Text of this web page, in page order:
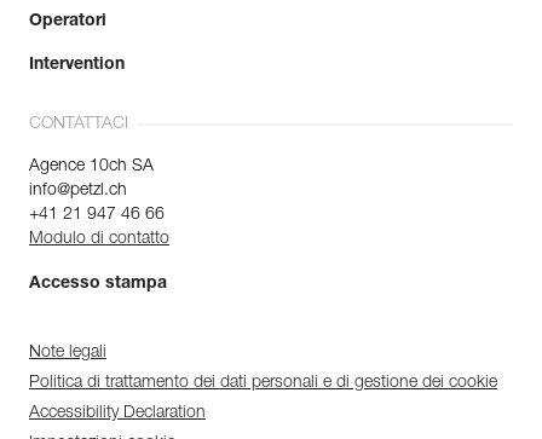
Operatori
Intervention
CONTATTACI
Agence 10ch SA
info@petzl.ch
+41 21 947 46 66
Modulo di contatto
Accesso stampa
Note legali
Politica di trattamento dei dati personali e di gestione dei cookie
Accessibility Declaration